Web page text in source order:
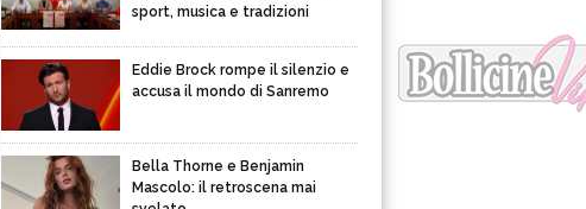
sport, musica e tradizioni
Eddie Brock rompe il silenzio e
accusa il mondo di Sanremo
Bella Thorne e Benjamin
Mascolo: il retroscena mai